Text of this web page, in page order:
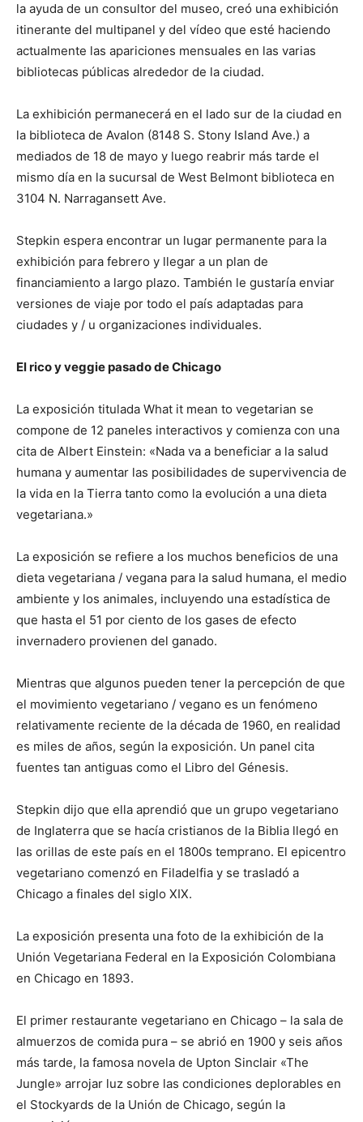
la ayuda de un consultor del museo, creó una exhibición
itinerante del multipanel y del vídeo que esté haciendo
actualmente las apariciones mensuales en las varias
bibliotecas públicas alrededor de la ciudad.
La exhibición permanecerá en el lado sur de la ciudad en
la biblioteca de Avalon (8148 S. Stony Island Ave.) a
mediados de 18 de mayo y luego reabrir más tarde el
mismo día en la sucursal de West Belmont biblioteca en
3104 N. Narragansett Ave.
Stepkin espera encontrar un lugar permanente para la
exhibición para febrero y llegar a un plan de
financiamiento a largo plazo. También le gustaría enviar
versiones de viaje por todo el país adaptadas para
ciudades y / u organizaciones individuales.
El rico y veggie pasado de Chicago
La exposición titulada What it mean to vegetarian se
compone de 12 paneles interactivos y comienza con una
cita de Albert Einstein: «Nada va a beneficiar a la salud
humana y aumentar las posibilidades de supervivencia de
la vida en la Tierra tanto como la evolución a una dieta
vegetariana.»
La exposición se refiere a los muchos beneficios de una
dieta vegetariana / vegana para la salud humana, el medio
ambiente y los animales, incluyendo una estadística de
que hasta el 51 por ciento de los gases de efecto
invernadero provienen del ganado.
Mientras que algunos pueden tener la percepción de que
el movimiento vegetariano / vegano es un fenómeno
relativamente reciente de la década de 1960, en realidad
es miles de años, según la exposición. Un panel cita
fuentes tan antiguas como el Libro del Génesis.
Stepkin dijo que ella aprendió que un grupo vegetariano
de Inglaterra que se hacía cristianos de la Biblia llegó en
las orillas de este país en el 1800s temprano. El epicentro
vegetariano comenzó en Filadelfia y se trasladó a
Chicago a finales del siglo XIX.
La exposición presenta una foto de la exhibición de la
Unión Vegetariana Federal en la Exposición Colombiana
en Chicago en 1893.
El primer restaurante vegetariano en Chicago – la sala de
almuerzos de comida pura – se abrió en 1900 y seis años
más tarde, la famosa novela de Upton Sinclair «The
Jungle» arrojar luz sobre las condiciones deplorables en
el Stockyards de la Unión de Chicago, según la